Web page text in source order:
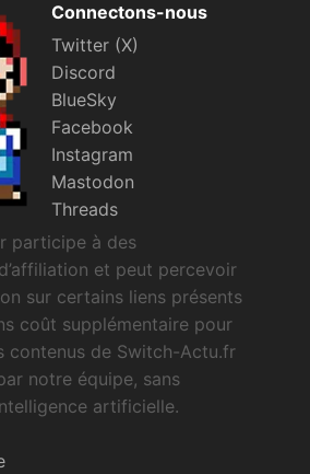
Connectons-nous
Twitter (X)
Discord
BlueSky
Facebook
Instagram
Mastodon
Threads
participe à des
et peut percevoir
sur certains liens présents
coût supplémentaire pour
contenus de Switch-Actu.fr
notre équipe, sans
artificielle.